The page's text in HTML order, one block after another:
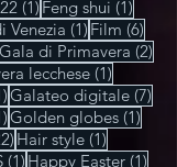
postTrends (5)5 post
post trends (5)5 post
(1)1 post
Feng shui (1)1 post
Venezia (1)1 post
Film (6)6 post
postdi Primavera (2)2
lecchese (1)1 post
1 post
Galateo digitale (7)